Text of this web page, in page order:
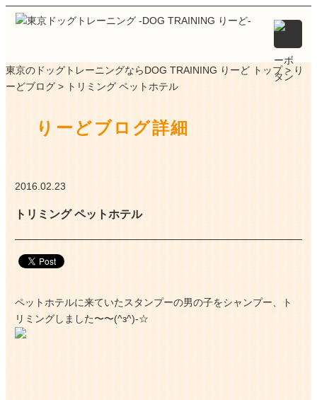
東京のドッグトレーニングならDOG TRAINING りーど トップ > り
ーどブログ > トリミング ペットホテル
りーどブログ詳細
2016.02.23
トリミング ペットホテル
ペットホテルに来ていたスタンプーの男の子をシャンプー、ト
リミングしました〜〜(^з^)-☆